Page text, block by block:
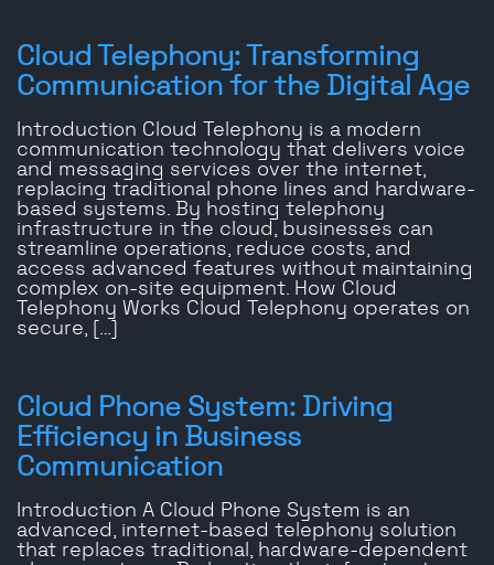
Cloud Telephony: Transforming
Communication for the Digital Age
Introduction Cloud Telephony is a modern
communication technology that delivers voice
and messaging services over the internet,
replacing traditional phone lines and hardware-
based systems. By hosting telephony
infrastructure in the cloud, businesses can
streamline operations, reduce costs, and
access advanced features without maintaining
complex on-site equipment. How Cloud
Telephony Works Cloud Telephony operates on
secure, […]
Cloud Phone System: Driving
Efficiency in Business
Communication
Introduction A Cloud Phone System is an
advanced, internet-based telephony solution
that replaces traditional, hardware-dependent